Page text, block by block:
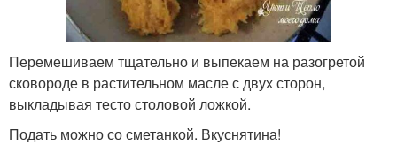
Перемешиваем тщательно и выпекаем на разогретой
сковороде в растительном масле с двух сторон,
выкладывая тесто столовой ложкой.
Подать можно со сметанкой. Вкуснятина!